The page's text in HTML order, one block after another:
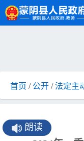
首页 / 公开 /法定主
朗读